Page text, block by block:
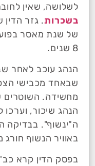
לשלושה, שאין
בשכרות. גזר הדין
של שנת מאסר
8 שנים.
הנהג עוכב לאחר
שבאחד מכבישי
מחשידה. השוטרים
הנהג שיכור,
ה"ינשוף". בבדיקה
באוויר הנשוף
בפסק הדין קרא